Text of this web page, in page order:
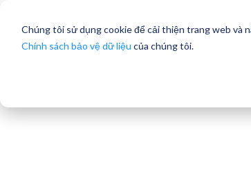
Chúng tôi sử dụng cookie để cải thiện trang web và
Chính sách bảo vệ dữ liệu của chúng tôi.